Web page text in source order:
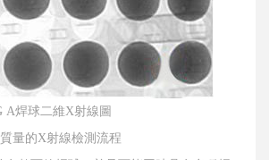
焊球二維X射線圖
量的X射線檢測流程